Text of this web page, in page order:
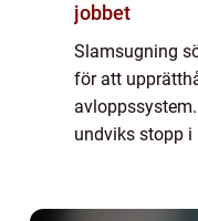
jobbet
Slamsugning
för att
undviks stopp i